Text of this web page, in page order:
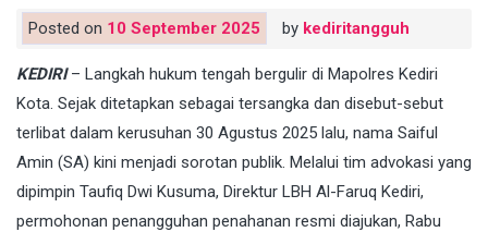
Posted on 10 September 2025 by kediritangguh
KEDIRI– Langkah hukum tengah bergulir di Mapolres Kediri
Kota. Sejak ditetapkan sebagai tersangka dan disebut-sebut
terlibat dalam kerusuhan 30 Agustus 2025 lalu, nama Saiful
Amin (SA) kini menjadi sorotan publik. Melalui tim advokasi yang
dipimpin Taufiq Dwi Kusuma, Direktur LBH Al-Faruq Kediri,
permohonan penangguhan penahanan resmi diajukan, Rabu